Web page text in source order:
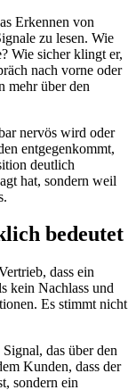
Erkennen von
zu lesen. Wie
Wie sicher klingt er,
nach vorne oder
mehr über den
nervös wird oder
entgegenkommt,
deutlich
hat, sondern weil
bedeutet
dass ein
kein Nachlass und
Es stimmt nicht
das über den
Kunden, dass der
sondern ein